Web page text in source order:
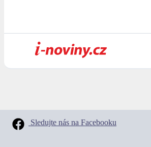
Sledujte nás na Facebooku